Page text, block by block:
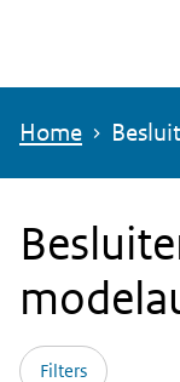
de
Home
Filters